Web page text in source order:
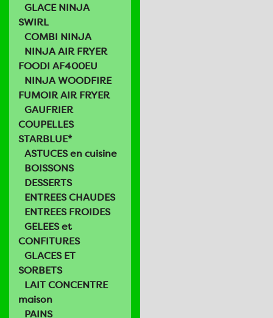
GLACE NINJA
SWIRL
COMBI NINJA
NINJA AIR FRYER
FOODI AF400EU
NINJA WOODFIRE
FUMOIR AIR FRYER
GAUFRIER
COUPELLES
STARBLUE*
ASTUCES en cuisine
BOISSONS
DESSERTS
ENTREES CHAUDES
ENTREES FROIDES
GELEES et
CONFITURES
GLACES ET
SORBETS
LAIT CONCENTRE
maison
PAINS